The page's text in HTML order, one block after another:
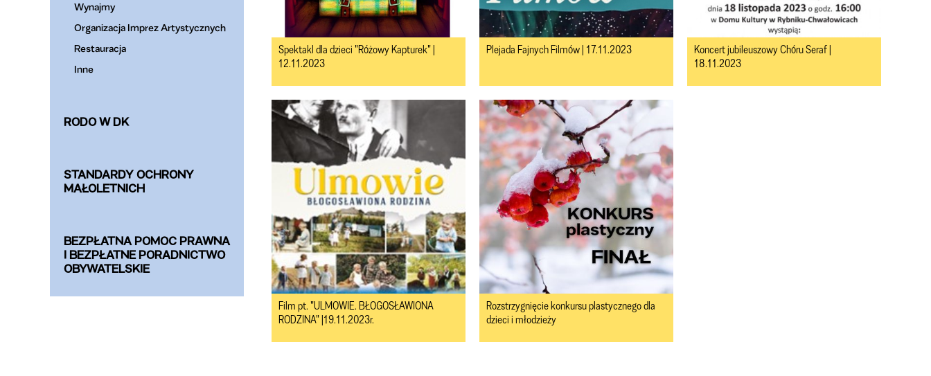
Wynajmy
Organizacja Imprez Artystycznych
Restauracja
Inne
RODO W DK
STANDARDY OCHRONY
MAŁOLETNICH
BEZPŁATNA POMOC PRAWNA
I BEZPŁATNE PORADNICTWO
OBYWATELSKIE
Spektakl dla dzieci "Różowy Kapturek" |
12.11.2023
Plejada Fajnych Filmów | 17.11.2023
Koncert jubileuszowy Chóru Seraf |
18.11.2023
Film pt. "ULMOWIE. BŁOGOSŁAWIONA
RODZINA" |19.11.2023r.
Rozstrzygnięcie konkursu plastycznego dla
dzieci i młodzieży